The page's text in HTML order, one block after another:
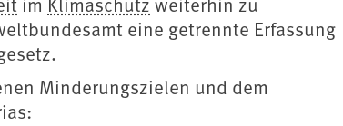
eine getrennte Erfassung
Minderungszielen und dem